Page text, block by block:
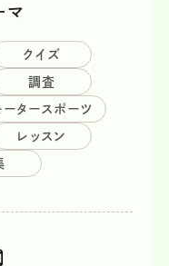
マ
クイズ
調査
ータースポーツ
レッスン